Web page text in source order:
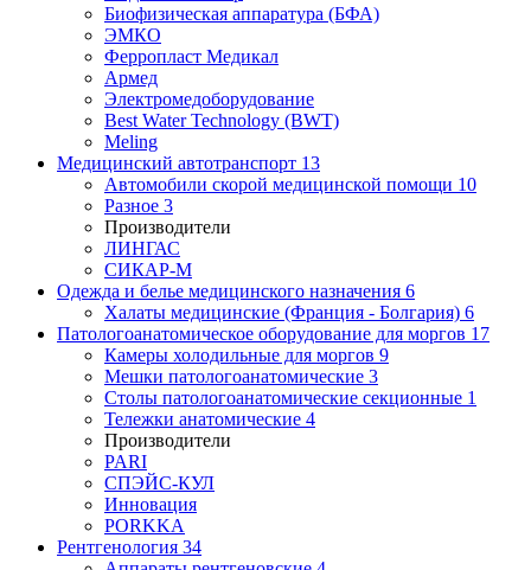
Биофизическая аппаратура (БФА)
ЭМКО
Ферропласт Медикал
Армед
Электромедоборудование
Best Water Technology (BWT)
Meling
Медицинский автотранспорт 13
Автомобили скорой медицинской помощи 10
Разное 3
Производители
ЛИНГАС
СИКАР-М
Одежда и белье медицинского назначения 6
Халаты медицинские (Франция - Болгария) 6
Патологоанатомическое оборудование для моргов 17
Камеры холодильные для моргов 9
Мешки патологоанатомические 3
Столы патологоанатомические секционные 1
Тележки анатомические 4
Производители
PARI
СПЭЙС-КУЛ
Инновация
PORKKA
Рентгенология 34